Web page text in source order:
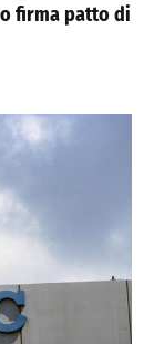
firma patto di